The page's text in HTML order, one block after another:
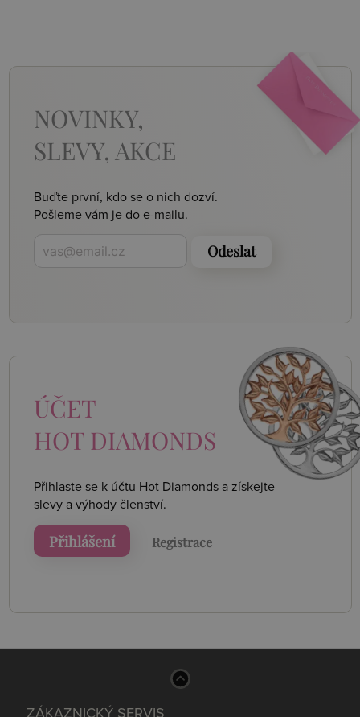
NOVINKY,
SLEVY, AKCE
Buďte první, kdo se o nich dozví.
Pošleme vám je do e-mailu.
Odeslat
ÚČET
HOT DIAMONDS
Přihlaste se k účtu Hot Diamonds a získejte
slevy a výhody členství.
Přihlášení Registrace
ZÁKAZNICKÝ SERVIS